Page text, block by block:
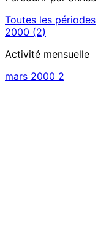
Toutes les périodes
2000 (2)
Activité mensuelle
mars 2000 2